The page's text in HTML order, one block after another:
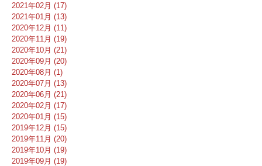
2021年02月 (17)
2021年01月 (13)
2020年12月 (11)
2020年11月 (19)
2020年10月 (21)
2020年09月 (20)
2020年08月 (1)
2020年07月 (13)
2020年06月 (21)
2020年02月 (17)
2020年01月 (15)
2019年12月 (15)
2019年11月 (20)
2019年10月 (19)
2019年09月 (19)